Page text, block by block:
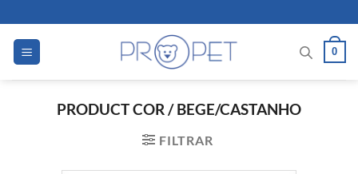
to
content
0
PRODUCT COR/BEGE/CASTANHO
FILTRAR